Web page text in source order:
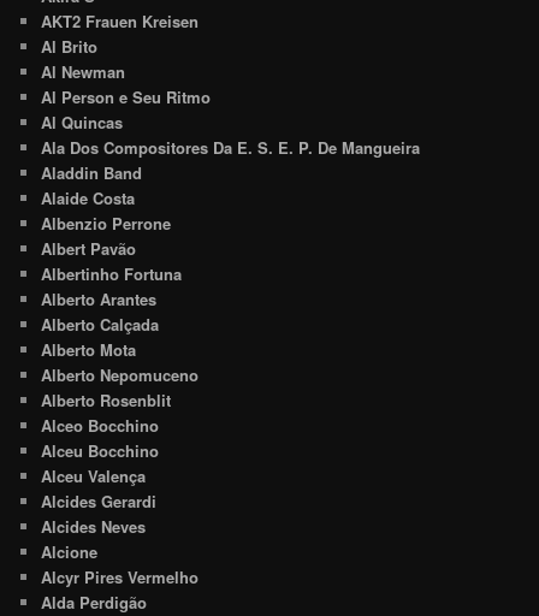
AKT2 Frauen Kreisen
Al Brito
Al Newman
Al Person e Seu Ritmo
Al Quincas
Ala Dos Compositores Da E. S. E. P. De Mangueira
Aladdin Band
Alaide Costa
Albenzio Perrone
Albert Pavão
Albertinho Fortuna
Alberto Arantes
Alberto Calçada
Alberto Mota
Alberto Nepomuceno
Alberto Rosenblit
Alceo Bocchino
Alceu Bocchino
Alceu Valença
Alcides Gerardi
Alcides Neves
Alcione
Alcyr Pires Vermelho
Alda Perdigão